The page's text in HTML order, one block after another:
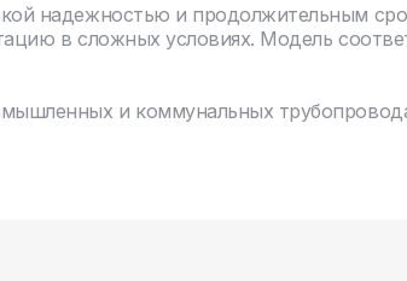
надежностью и продолжительным
в сложных условиях. Модель
и коммунальных